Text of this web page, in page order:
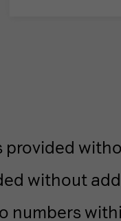
provided
without
numbers